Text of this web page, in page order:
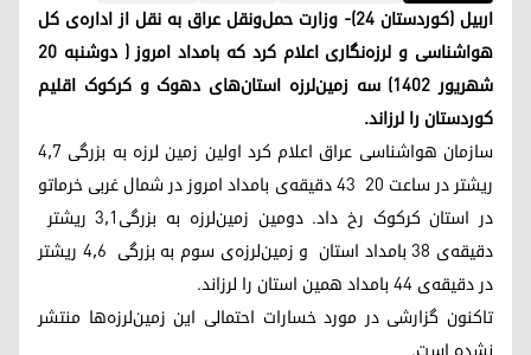
اربیل (کوردستان ۲۴)- وزارت حمل‌ونقل عراق به نقل از اداره‌ی کل
هواشناسی و لرزه‌نگاری اعلام کرد که بامداد امروز ( دوشنبه ٢٠
شهریور ۱۴۰۲) سه زمین‌لرزه استان‌های دهوک و کرکوک اقلیم
کوردستان را لرزاند.
سازمان هواشناسی عراق اعلام کرد اولین زمین لرزه به بزرگی ۴٫۷
ریشتر در ساعت ۲۰ ۴۳ دقیقه‌ی بامداد امروز در شمال غربی خرماتو
در استان کرکوک رخ داد. دومین زمین‌لرزه به بزرگی۳٫۱ ریشتر
دقیقه‌ی ٣٨ بامداد استان و زمین‌لرزه‌ی سوم به بزرگی ۴٫۶ ریشتر
در دقیقه‌ی ۴۴ بامداد همین استان را لرزاند.
تاکنون گزارشی در مورد خسارات احتمالی این زمین‌لرزه‌ها منتشر